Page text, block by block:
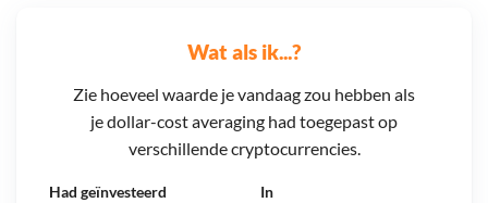
Wat als ik...?
Zie hoeveel waarde je vandaag zou hebben als
je dollar-cost averaging had toegepast op
verschillende cryptocurrencies.
Had geïnvesteerd In